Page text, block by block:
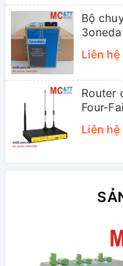
Bộ
Liên hệ
Router
Four-
Liên hệ